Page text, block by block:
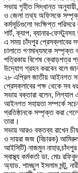
সভায় গৃহীত সিদ্ধান্ত
ও জেলা তথ্য অফিসকে সম্পৃক্ত
কর্মসূচিগুলো সংক্ষিপ্ত পরিসরে
শার্ট, ক্যাপ, ব্যানার-
এ সময় চাঁদপুর প্রেসক্লাবের
চালাতে গণমাধ্যমকে সম্পৃক্ত
পত্রিকায় বিশেষ ক্রোড়পত্র
উদ্যোগ গ্রহন করবেন বলে
২৮ এপ্রিল জাতীয় আইনগত
প্রেসক্লাবের পক্ষ থেকে সব
সভায় বক্তারা বলেন, লিগ্যাল
আইনগত সহায়তা সম্পর্কে
প্রতিষ্ঠানকে সম্পৃক্ত করা
তারা।
সভায় আরও বক্তব্য রাখেন চীফ
ও দায়রা জজ (বিচারক)
আইসিটি) নাজমুন
স্বাস্থ্য কর্মকর্তা ডা. মোঃ
অ্যাড. শামছুল ইসলাম মন্টু,